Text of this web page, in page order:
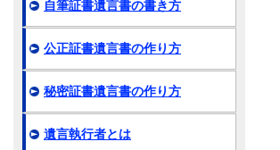
自筆証書遺言書の書き方
公正証書遺言書の作り方
秘密証書遺言書の作り方
遺言執行者とは